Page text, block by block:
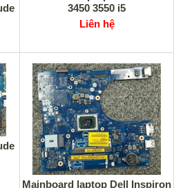
3450 3550 i5
Liên hệ
Mainboard laptop Dell Inspiron